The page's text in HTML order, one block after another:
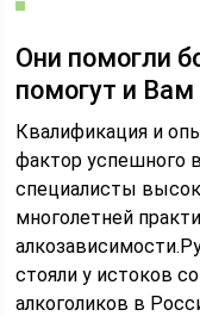
Они помогли
помогут и Вам
Квалификация и
фактор успешного
специалисты
многолетней
стояли у истоков
алкоголиков в